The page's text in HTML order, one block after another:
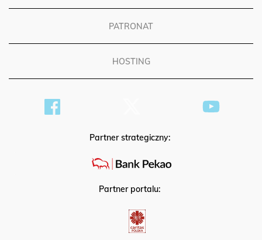
PATRONAT
HOSTING
Partner strategiczny:
Partner portalu: